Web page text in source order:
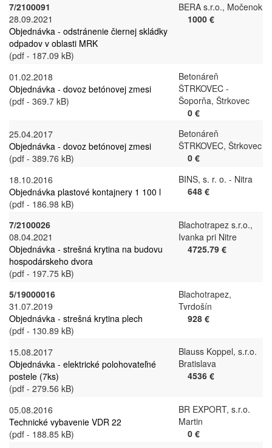
7/2100091
28.09.2021
Objednávka - odstránenie čiernej skládky
odpadov v oblasti MRK
(pdf - 187.09 kB)
BERA s.r.o., Močenok
1000 €
01.02.2018
Objednávka - dovoz betónovej zmesi
(pdf - 369.7 kB)
Betonáreň
ŠTRKOVEC -
Šoporňa, Štrkovec
0 €
25.04.2017
Objednávka - dovoz betónovej zmesi
(pdf - 389.76 kB)
Betonáreň
ŠTRKOVEC, Štrkovec
0 €
18.10.2016
Objednávka plastové kontajnery 1 100 l
(pdf - 186.98 kB)
BINS, s. r. o. - Nitra
648 €
7/2100026
08.04.2021
Objednávka - strešná krytina na budovu
hospodárskeho dvora
(pdf - 197.75 kB)
Blachotrapez s.r.o.,
Ivanka pri Nitre
4725.79 €
5/19000016
31.07.2019
Objednávka - strešná krytina plech
(pdf - 130.89 kB)
Blachotrapez,
Tvrdošín
928 €
15.08.2017
Objednávka - elektrické polohovateľné
postele (7ks)
(pdf - 279.56 kB)
Blauss Koppel, s.r.o.
Bratislava
4536 €
05.08.2016
Technické vybavenie VDR 22
(pdf - 188.85 kB)
BR EXPORT, s.r.o.
Martin
0 €